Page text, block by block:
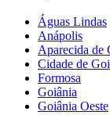
Águas Lindas
Anápolis
Aparecida de
Cidade de
Formosa
Goiânia
Goiânia Oeste